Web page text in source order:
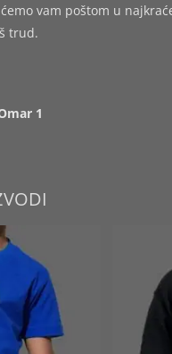
vam poštom u
trud.
1